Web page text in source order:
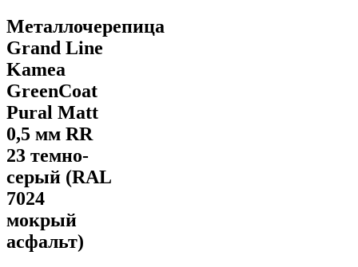
Металлочерепица
Grand Line
Kamea
GreenCoat
Pural Matt
0,5 мм RR
23 темно-
серый (RAL
7024
мокрый
асфальт)